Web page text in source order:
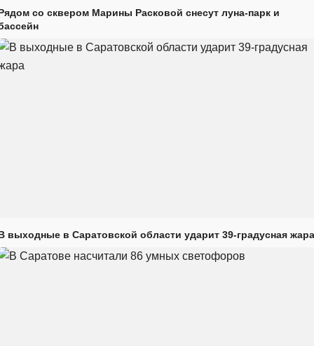
со сквером Марины Расковой снесут луна-парк и
выходные в Саратовской области ударит 39-градусная жара